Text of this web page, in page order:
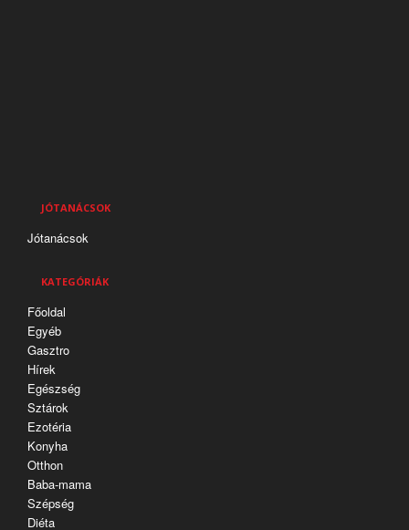
JÓTANÁCSOK
Jótanácsok
KATEGÓRIÁK
Főoldal
Egyéb
Gasztro
Hírek
Egészség
Sztárok
Ezotéria
Konyha
Otthon
Baba-mama
Szépség
Diéta